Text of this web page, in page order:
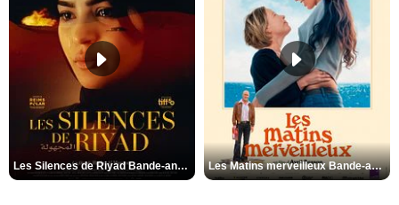
Les Silences de Riyad Bande-annonce VO STFR Les Matins merveilleux Bande-annonce VF